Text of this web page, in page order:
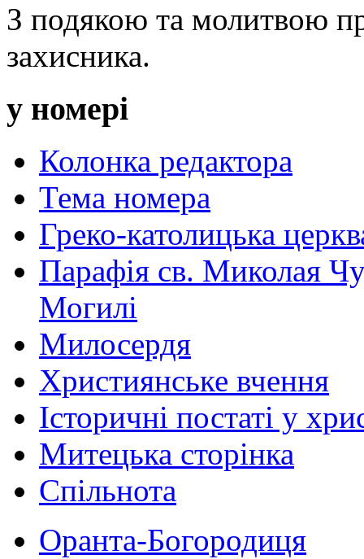
З подякою та молитвою
захисника.
у номері
Колонка редактора
Тема номера
Греко-католицька
Парафія св. Миколая
Могилі
Милосердя
Християнське вчення
Історичні постаті у
Митецька сторінка
Спільнота
Оранта-Богородиця